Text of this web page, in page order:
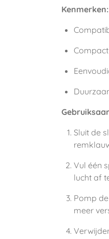
Kenmerken:
Sluit de
Vul één
lucht af
Pomp
meer